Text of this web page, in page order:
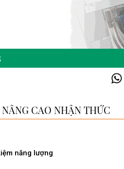
CAO NHẬN THỨC
năng lượng